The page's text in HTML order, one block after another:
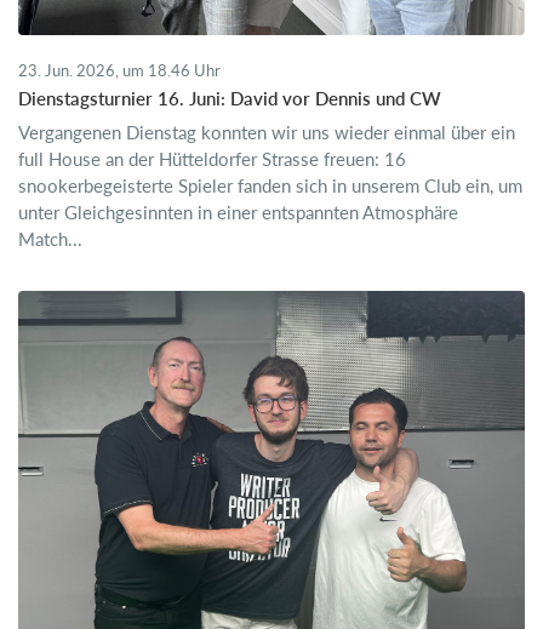
23. Jun. 2026, um 18.46 Uhr
Dienstagsturnier 16. Juni: David vor Dennis und CW
Vergangenen Dienstag konnten wir uns wieder einmal über ein
full House an der Hütteldorfer Strasse freuen: 16
snookerbegeisterte Spieler fanden sich in unserem Club ein, um
unter Gleichgesinnten in einer entspannten Atmosphäre
Match...